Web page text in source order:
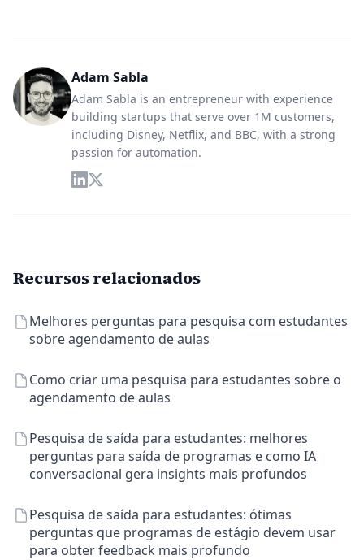
Adam Sabla
Adam Sabla is an entrepreneur with experience
building startups that serve over 1M customers,
including Disney, Netflix, and BBC, with a strong
passion for automation.
Recursos relacionados
Melhores perguntas para pesquisa com estudantes
sobre agendamento de aulas
Como criar uma pesquisa para estudantes sobre o
agendamento de aulas
Pesquisa de saída para estudantes: melhores
perguntas para saída de programas e como IA
conversacional gera insights mais profundos
Pesquisa de saída para estudantes: ótimas
perguntas que programas de estágio devem usar
para obter feedback mais profundo